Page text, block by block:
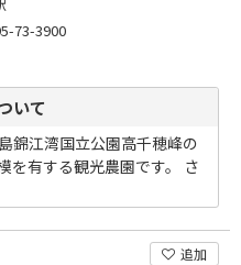
73-3900
いて
錦江湾国立公園高千穂峰の
を有する観光農園です。 さ
追加